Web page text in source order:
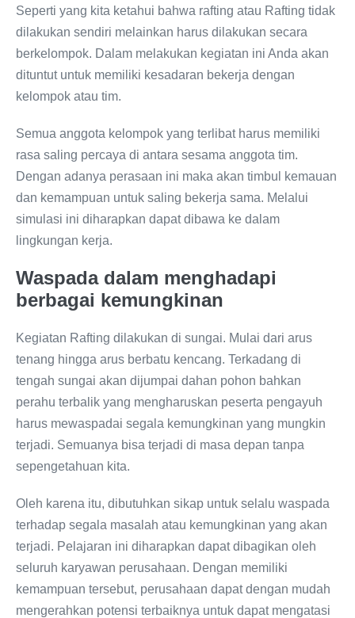
Seperti yang kita ketahui bahwa rafting atau Rafting tidak
dilakukan sendiri melainkan harus dilakukan secara
berkelompok. Dalam melakukan kegiatan ini Anda akan
dituntut untuk memiliki kesadaran bekerja dengan
kelompok atau tim.
Semua anggota kelompok yang terlibat harus memiliki
rasa saling percaya di antara sesama anggota tim.
Dengan adanya perasaan ini maka akan timbul kemauan
dan kemampuan untuk saling bekerja sama. Melalui
simulasi ini diharapkan dapat dibawa ke dalam
lingkungan kerja.
Waspada dalam menghadapi
berbagai kemungkinan
Kegiatan Rafting dilakukan di sungai. Mulai dari arus
tenang hingga arus berbatu kencang. Terkadang di
tengah sungai akan dijumpai dahan pohon bahkan
perahu terbalik yang mengharuskan peserta pengayuh
harus mewaspadai segala kemungkinan yang mungkin
terjadi. Semuanya bisa terjadi di masa depan tanpa
sepengetahuan kita.
Oleh karena itu, dibutuhkan sikap untuk selalu waspada
terhadap segala masalah atau kemungkinan yang akan
terjadi. Pelajaran ini diharapkan dapat dibagikan oleh
seluruh karyawan perusahaan. Dengan memiliki
kemampuan tersebut, perusahaan dapat dengan mudah
mengerahkan potensi terbaiknya untuk dapat mengatasi